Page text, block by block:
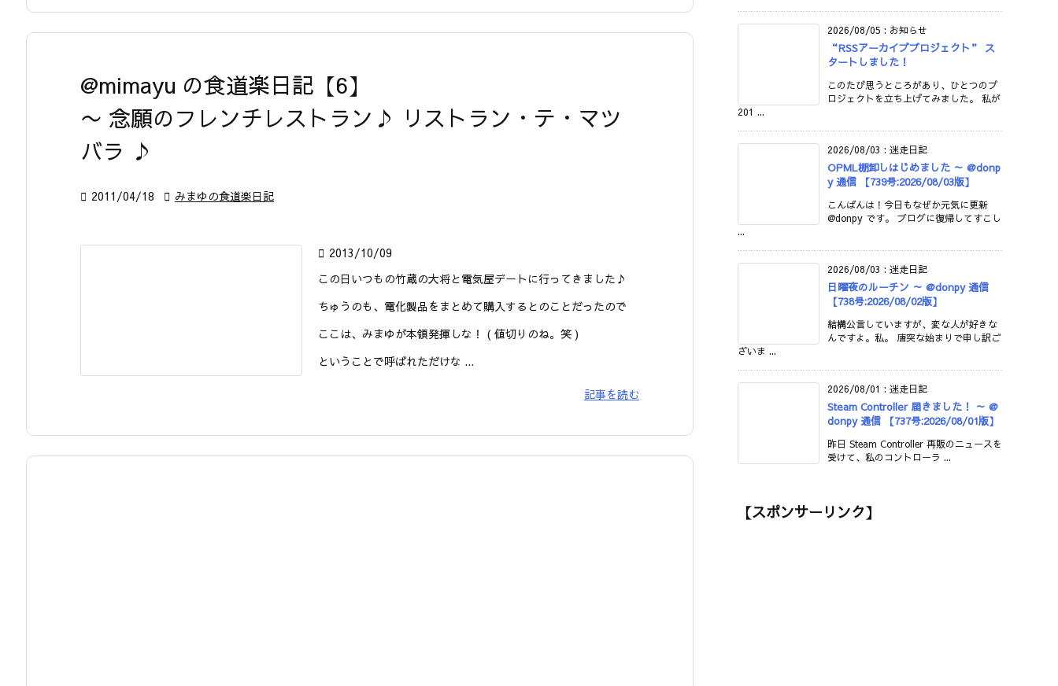
@mimayu の食道楽日記【6】
〜 念願のフレンチレストラン♪ リストラン・テ・マツ
バラ ♪
 2011/04/18  みまゆの食道楽日記
 2013/10/09
この日いつもの竹蔵の大将と電気屋デートに行ってきました♪
ちゅうのも、電化製品をまとめて購入するとのことだったので
ここは、みまゆが本領発揮しな！ ( 値切りのね。笑 )
ということで呼ばれただけな ...
記事を読む
2026/08/05 : お知らせ
“RSSアーカイブプロジェクト” ス
タートしました！
このたび思うところがあり、ひとつのプ
ロジェクトを立ち上げてみました。 私が
201 ...
2026/08/03 : 迷走日記
OPML棚卸しはじめました ～ @donp
y 通信 【739号:2026/08/03版】
こんばんは！今日もなぜか元気に更新
@donpy です。 ブログに復帰してすこし
...
2026/08/03 : 迷走日記
日曜夜のルーチン ～ @donpy 通信
【738号:2026/08/02版】
結構公言していますが、変な人が好きな
んですよ。私。 唐突な始まりで申し訳ご
ざいま ...
2026/08/01 : 迷走日記
Steam Controller 届きました！ ～ @
donpy 通信 【737号:2026/08/01版】
昨日 Steam Controller 再販のニュースを
受けて、私のコントローラ ...
【スポンサーリンク】